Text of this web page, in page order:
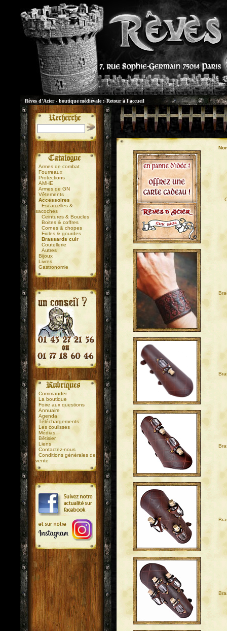
Rêves d'Acier - boutique médiévale : Retour à l'accueil
.
Armes de combat
Fourreaux
Protections
AMHE
Armes de GN
Vêtements
Accessoires
Escarcelles &
sacoches
Ceintures & Boucles
Boites & coffres
Cornes & chopes
Fioles & gourdes
Brassards cuir
Coutellerie
Autres
Bijoux
Livres
Gastronomie
Commander
La boutique
Foire aux questions
Annuaire
Agenda
Téléchargements
Les coulisses
Médias
Bêtisier
Liens
Contactez-nous
Conditions générales de
vente
.